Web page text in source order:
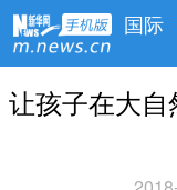
国际
让孩子在大